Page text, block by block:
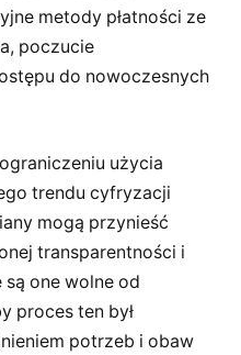
metody płatności ze
poczucie
do nowoczesnych
użycia
trendu cyfryzacji
mogą przynieść
transparentności i
one wolne od
proces ten był
potrzeb i obaw